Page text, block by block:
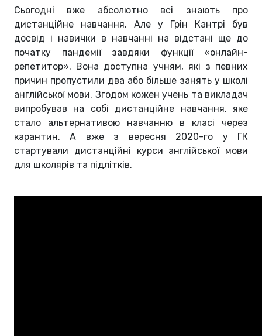
Сьогодні вже абсолютно всі знають про
дистанційне навчання. Але у Грін Кантрі був
досвід і навички в навчанні на відстані ще до
початку пандемії завдяки функції «онлайн-
репетитор». Вона доступна учням, які з певних
причин пропустили два або більше занять у школі
англійської мови. Згодом кожен учень та викладач
випробував на собі дистанційне навчання, яке
стало альтернативою навчанню в класі через
карантин. А вже з вересня 2020-го у ГК
стартували дистанційні курси англійської мови
для школярів та підлітків.